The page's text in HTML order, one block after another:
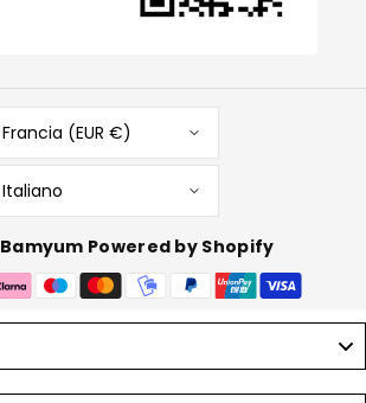
Francia (EUR €)
Italiano
Bamyum Powered by Shopify
Metodi